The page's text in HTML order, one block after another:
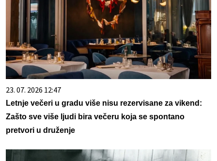
23. 07. 2026 12:47
Letnje večeri u gradu više nisu rezervisane za vikend:
Zašto sve više ljudi bira večeru koja se spontano
pretvori u druženje